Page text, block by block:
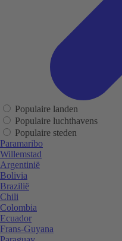
Populaire landen
Populaire luchthavens
Populaire steden
Paramaribo
Willemstad
Argentinië
Bolivia
Brazilië
Chili
Colombia
Ecuador
Frans-Guyana